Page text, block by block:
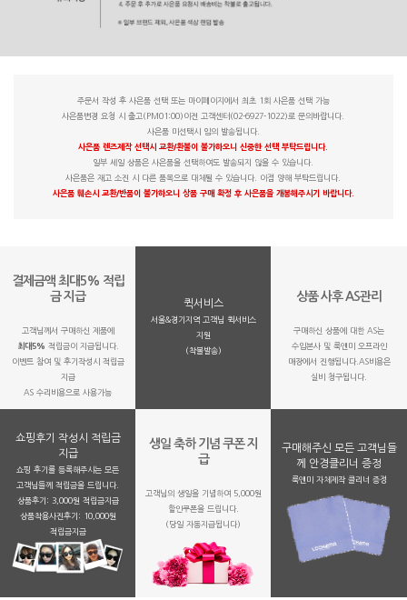
주문서 작성 후 사은품 선택 또는 마이페이지에서 최초 1회 사은품 선택 가능
사은품변경 요청 시 출고(PM01:00)이전 고객센터(02-6927-1022)로 문의바랍니다.
사은품 미선택시 임의 발송됩니다.
사은품 렌즈제작 선택시 교환/환불이 불가하오니 신중한 선택 부탁드립니다.
일부 세일 상품은 사은품을 선택하여도 발송되지 않을 수 있습니다.
사은품은 재고 소진 시 다른 품목으로 대체될 수 있습니다. 이점 양해 부탁드립니다.
사은품 훼손시 교환/반품이 불가하오니 상품 구매 확정 후 사은품을 개봉해주시기 바랍니다.
결제금액 최대5% 적립
금 지급
고객님께서 구매하신 제품에
최대5% 적립금이 지급됩니다.
이벤트 참여 및 후기작성시 적립금
지급
AS 수리비용으로 사용가능
퀵서비스
서울&경기지역 고객님 퀵서비스
지원
(착불발송)
상품 사후 AS관리
구매하신 상품에 대한 AS는
수입본사 및 룩앤미 오프라인
매장에서 진행됩니다.AS비용은
실비 청구됩니다.
쇼핑후기 작성시 적립금
지급
쇼핑 후기를 등록해주시는 모든
고객님들께 적립금을 드립니다.
상품후기: 3,000원 적립금지급
상품착용사진후기: 10,000원
적립금지금
생일 축하 기념 쿠폰 지
급
고객님의 생일을 기념하여 5,000원
할인쿠폰을 드립니다.
(당일 자동지급됩니다)
구매해주신 모든 고객님들
께 안경클리너 증정
룩앤미 자체제작 클리너 증정